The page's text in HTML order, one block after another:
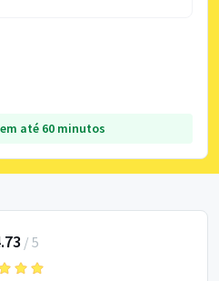
até 60 minutos
/ 5